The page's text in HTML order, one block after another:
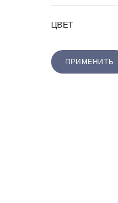
ЦВЕТ
ПРИМЕНИТЬ